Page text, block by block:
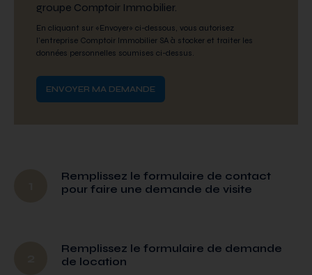
groupe Comptoir Immobilier.
En cliquant sur «Envoyer» ci-dessous, vous autorisez
l'entreprise Comptoir Immobilier SA à stocker et traiter les
données personnelles soumises ci-dessus.
Remplissez le formulaire de contact
pour faire une demande de visite
Remplissez le formulaire de demande
de location